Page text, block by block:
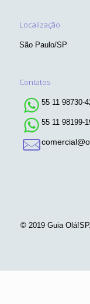
Localização
São Paulo/SP
Contatos
55 11 98730-
55 11 98199-
© 2019 Guia